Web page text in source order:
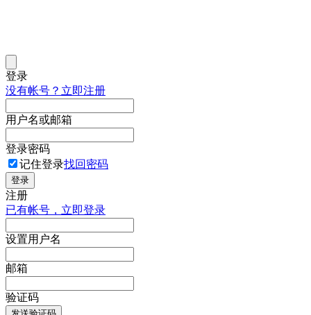
登录
没有帐号？立即注册
用户名或邮箱
登录密码
记住登录找回密码
登录
注册
已有帐号，立即登录
设置用户名
邮箱
验证码